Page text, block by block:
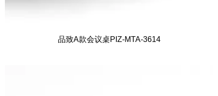
品致A款会议桌PIZ-MTA-3614